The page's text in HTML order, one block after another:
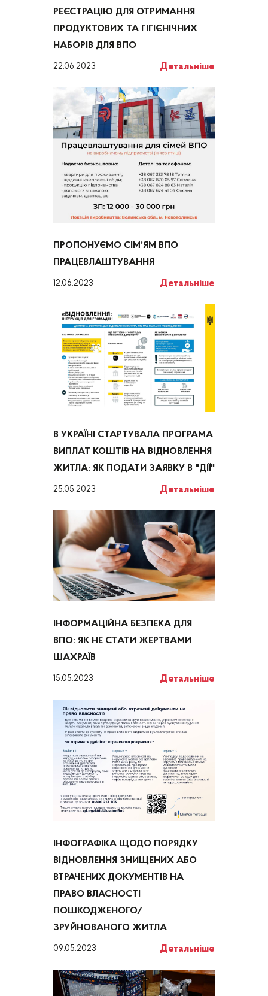
РЕЄСТРАЦІЮ ДЛЯ ОТРИМАННЯ
ПРОДУКТОВИХ ТА ГІГІЄНІЧНИХ
НАБОРІВ ДЛЯ ВПО
22.06.2023 Детальніше
ПРОПОНУЄМО СІМ’ЯМ ВПО
ПРАЦЕВЛАШТУВАННЯ
12.06.2023 Детальніше
В УКРАЇНІ СТАРТУВАЛА ПРОГРАМА
ВИПЛАТ КОШТІВ НА ВІДНОВЛЕННЯ
ЖИТЛА: ЯК ПОДАТИ ЗАЯВКУ В "ДІЇ"
25.05.2023 Детальніше
ІНФОРМАЦІЙНА БЕЗПЕКА ДЛЯ
ВПО: ЯК НЕ СТАТИ ЖЕРТВАМИ
ШАХРАЇВ
15.05.2023 Детальніше
ІНФОГРАФІКА ЩОДО ПОРЯДКУ
ВІДНОВЛЕННЯ ЗНИЩЕНИХ АБО
ВТРАЧЕНИХ ДОКУМЕНТІВ НА
ПРАВО ВЛАСНОСТІ
ПОШКОДЖЕНОГО/
ЗРУЙНОВАНОГО ЖИТЛА
09.05.2023 Детальніше